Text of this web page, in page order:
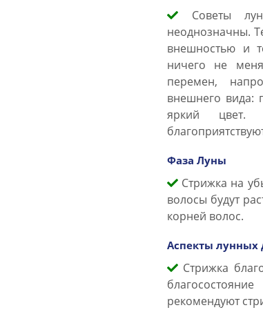
Советы
неоднозначны.
внешностью и
ничего не
перемен,
внешнего вида:
яркий цвет.
Фаза Луны
Стрижка на
волосы будут
корней волос.
Аспекты лунных
Стрижка
рекомендуют